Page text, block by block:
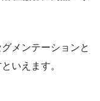
メンテーションと
いえます。